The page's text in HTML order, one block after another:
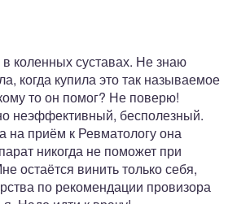
коленных суставах. Не знаю
когда купила это так называемое
то он помог? Не поверю!
неэффективный, бесполезный.
на приём к Ревматологу она
никогда не поможет при
остаётся винить только себя,
по рекомендации провизора